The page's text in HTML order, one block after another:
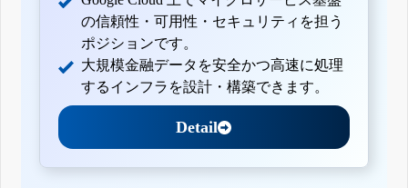
の信頼性・可用性・セキュリティを担う
ポジションです。
大規模金融データを安全かつ高速に処理
するインフラを設計・構築できます。
Detail